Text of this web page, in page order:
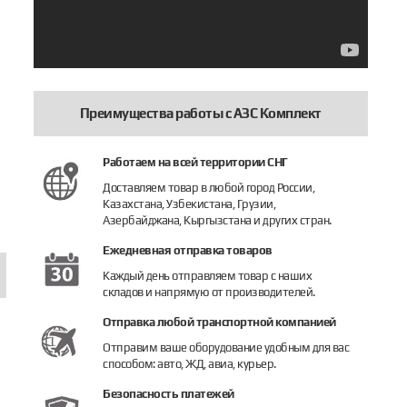
Преимущества работы с АЗС Комплект
Работаем на всей территории СНГ
Доставляем товар в любой город России,
Казахстана, Узбекистана, Грузии,
Азербайджана, Кыргызстана и других стран.
Ежедневная отправка товаров
Каждый день отправляем товар с наших
складов и напрямую от производителей.
Отправка любой транспортной компанией
Отправим ваше оборудование удобным для вас
способом: авто, ЖД, авиа, курьер.
Безопасность платежей